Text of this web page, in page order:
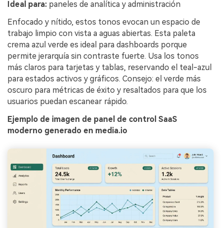
Ideal para: paneles de analítica y administración
Enfocado y nítido, estos tonos evocan un espacio de
trabajo limpio con vista a aguas abiertas. Esta paleta
crema azul verde es ideal para dashboards porque
permite jerarquía sin contraste fuerte. Usa los tonos
más claros para tarjetas y tablas, reservando el teal-azul
para estados activos y gráficos. Consejo: el verde más
oscuro para métricas de éxito y resaltados para que los
usuarios puedan escanear rápido.
Ejemplo de imagen de panel de control SaaS
moderno generado en media.io